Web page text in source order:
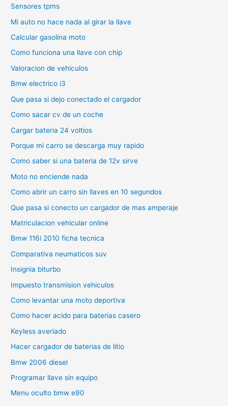
Sensores tpms
Mi auto no hace nada al girar la llave
Calcular gasolina moto
Como funciona una llave con chip
Valoracion de vehiculos
Bmw electrico i3
Que pasa si dejo conectado el cargador
Como sacar cv de un coche
Cargar bateria 24 voltios
Porque mi carro se descarga muy rapido
Como saber si una bateria de 12v sirve
Moto no enciende nada
Como abrir un carro sin llaves en 10 segundos
Que pasa si conecto un cargador de mas amperaje
Matriculacion vehicular online
Bmw 116i 2010 ficha tecnica
Comparativa neumaticos suv
Insignia biturbo
Impuesto transmision vehiculos
Como levantar una moto deportiva
Como hacer acido para baterias casero
Keyless averiado
Hacer cargador de baterias de litio
Bmw 2006 diesel
Programar llave sin equipo
Menu oculto bmw e90